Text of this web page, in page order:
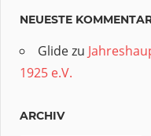
NEUESTE
Glidezu
1925 e.V.
ARCHIV